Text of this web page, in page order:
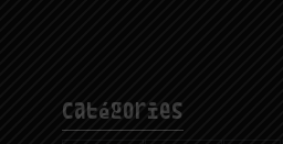
catégories